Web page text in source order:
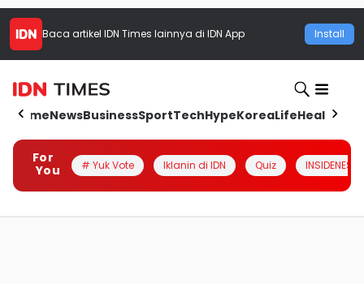
Baca artikel IDN Times lainnya di IDN App Install
HomeNewsBusinessSportTechHypeKoreaLifeHealth
For
You
# Yuk Vote Iklanin di IDN Quiz INSIDENESIA